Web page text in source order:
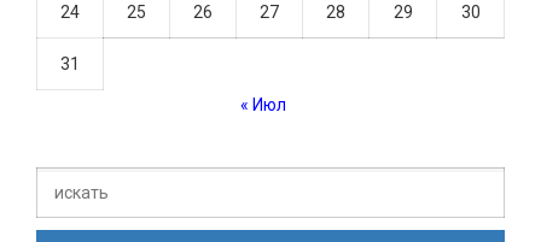
24 25 26 27 28 29 30
31
« Июл